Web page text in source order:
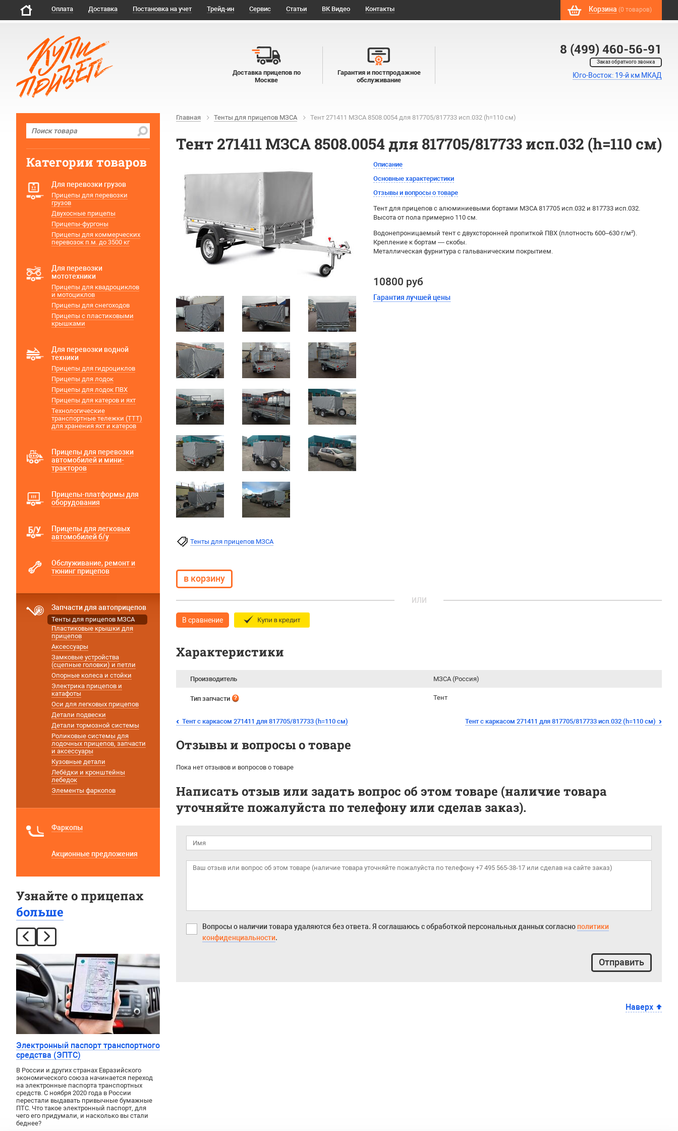
Оплата Доставка Постановка на учет Трейд-ин Сервис Статьи ВК Видео Контакты Корзина (0 товаров)
8 (499) 460-56-91
Заказ обратного звонка
Юго-Восток: 19-й км МКАД
Доставка прицепов по
Москве
Гарантия и постпродажное
обслуживание
Главная Тенты для прицепов МЗСА Тент 271411 МЗСА 8508.0054 для 817705/817733 исп.032 (h=110 см)
Тент 271411 МЗСА 8508.0054 для 817705/817733 исп.032 (h=110 см)
Тенты для прицепов МЗСА
Описание
Основные характеристики
Отзывы и вопросы о товаре
Тент для прицепов с алюминиевыми бортами МЗСА 817705 исп.032 и 817733 исп.032.
Высота от пола примерно 110 см.
Водонепроницаемый тент с двухсторонней пропиткой ПВХ (плотность 600–630 г/м²).
Крепление к бортам — скобы.
Металлическая фурнитура с гальваническим покрытием.
10800 руб
Гарантия лучшей цены
ИЛИ
В сравнение
Характеристики
Производитель МЗСА (Россия)
Тип запчасти Тент
Тент с каркасом 271411 для 817705/817733 (h=110 см) Тент с каркасом 271411 для 817705/817733 исп.032 (h=110 см)
Отзывы и вопросы о товаре
Пока нет отзывов и вопросов о товаре
Написать отзыв или задать вопрос об этом товаре (наличие товара
уточняйте пожалуйста по телефону или сделав заказ).
Вопросы о наличии товара удаляются без ответа. Я соглашаюсь с обработкой персональных данных согласно политики
конфиденциальности.
Отправить
Наверх
Категории товаров
Для перевозки грузов
Прицепы для перевозки
грузов
Двухосные прицепы
Прицепы-фургоны
Прицепы для коммерческих
перевозок п.м. до 3500 кг
Для перевозки
мототехники
Прицепы для квадроциклов
и мотоциклов
Прицепы для снегоходов
Прицепы с пластиковыми
крышками
Для перевозки водной
техники
Прицепы для гидроциклов
Прицепы для лодок
Прицепы для лодок ПВХ
Прицепы для катеров и яхт
Технологические
транспортные тележки (ТТТ)
для хранения яхт и катеров
Прицепы для перевозки
автомобилей и мини-
тракторов
Прицепы-платформы для
оборудования
Прицепы для легковых
автомобилей б/у
Обслуживание, ремонт и
тюнинг прицепов
Запчасти для автоприцепов
Тенты для прицепов МЗСА
Пластиковые крышки для
прицепов
Аксессуары
Замковые устройства
(сцепные головки) и петли
Опорные колеса и стойки
Электрика прицепов и
катафоты
Оси для легковых прицепов
Детали подвески
Детали тормозной системы
Роликовые системы для
лодочных прицепов, запчасти
и аксессуары
Кузовные детали
Лебёдки и кронштейны
лебедок
Элементы фаркопов
Фаркопы
Акционные предложения
Узнайте о прицепах
больше
Электронный паспорт транспортного
средства (ЭПТС)
В России и других странах Евразийского
экономического союза начинается переход
на электронные паспорта транспортных
средств. С ноября 2020 года в России
перестали выдавать привычные бумажные
ПТС. Что такое электронный паспорт, для
чего его придумали, и насколько вы стали
беднее?